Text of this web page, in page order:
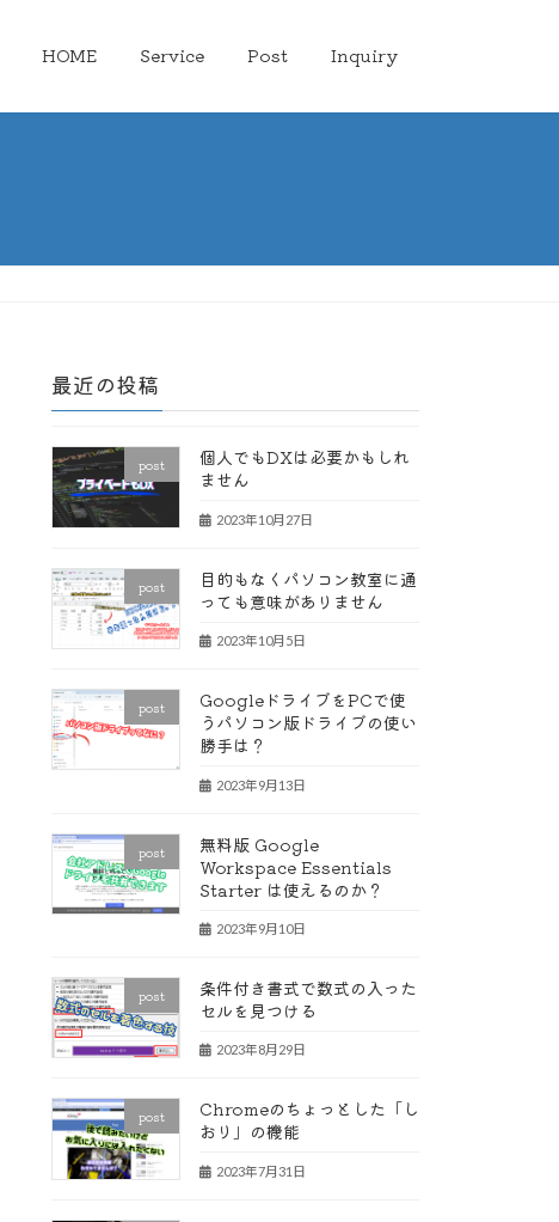
HOME Service Post Inquiry
最近の投稿
post
個人でもDXは必要かもしれ
ません
2023年10月27日
post
目的もなくパソコン教室に通
っても意味がありません
2023年10月5日
post
GoogleドライブをPCで使
うパソコン版ドライブの使い
勝手は？
2023年9月13日
post
無料版 Google
Workspace Essentials
Starter は使えるのか？
2023年9月10日
post
条件付き書式で数式の入った
セルを見つける
2023年8月29日
post
Chromeのちょっとした「し
おり」の機能
2023年7月31日